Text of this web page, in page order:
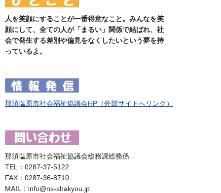
人を笑顔にすることが一番得意なこと。みんなを笑
顔にして、全ての人が「まるい」関係で結ばれ、社
会で発生する差別や偏見をなくしたいという夢を持
っているよ。
那須塩原市社会福祉協議会HP（外部サイトへリンク）
那須塩原市社会福祉協議会総務課総務係
TEL：0287-37-5122
FAX：0287-36-8710
MAIL：info@ns-shakyou.jp